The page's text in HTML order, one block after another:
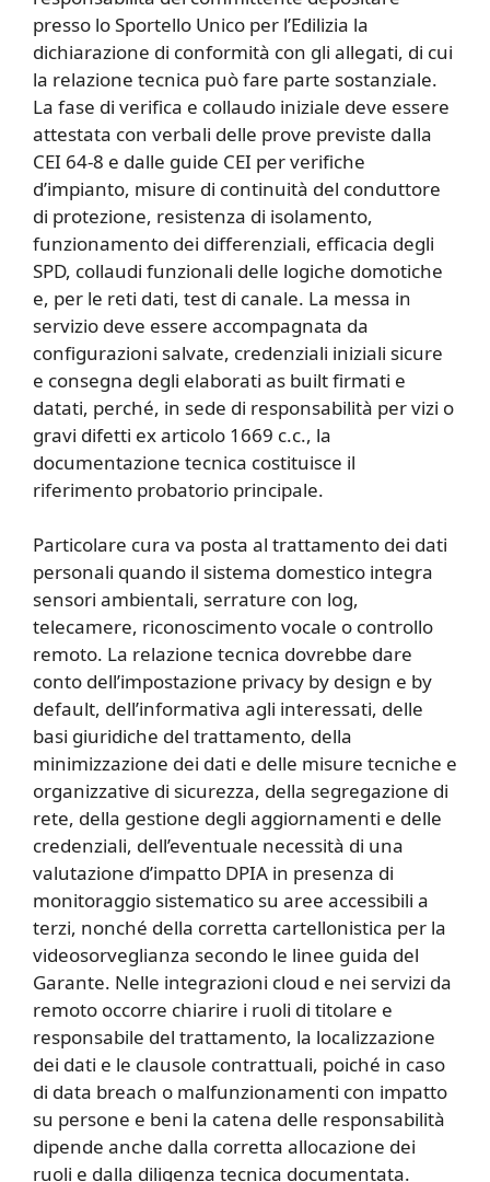
presso lo Sportello Unico per l’Edilizia la
dichiarazione di conformità con gli allegati, di cui
la relazione tecnica può fare parte sostanziale.
La fase di verifica e collaudo iniziale deve essere
attestata con verbali delle prove previste dalla
CEI 64-8 e dalle guide CEI per verifiche
d’impianto, misure di continuità del conduttore
di protezione, resistenza di isolamento,
funzionamento dei differenziali, efficacia degli
SPD, collaudi funzionali delle logiche domotiche
e, per le reti dati, test di canale. La messa in
servizio deve essere accompagnata da
configurazioni salvate, credenziali iniziali sicure
e consegna degli elaborati as built firmati e
datati, perché, in sede di responsabilità per vizi o
gravi difetti ex articolo 1669 c.c., la
documentazione tecnica costituisce il
riferimento probatorio principale.
Particolare cura va posta al trattamento dei dati
personali quando il sistema domestico integra
sensori ambientali, serrature con log,
telecamere, riconoscimento vocale o controllo
remoto. La relazione tecnica dovrebbe dare
conto dell’impostazione privacy by design e by
default, dell’informativa agli interessati, delle
basi giuridiche del trattamento, della
minimizzazione dei dati e delle misure tecniche e
organizzative di sicurezza, della segregazione di
rete, della gestione degli aggiornamenti e delle
credenziali, dell’eventuale necessità di una
valutazione d’impatto DPIA in presenza di
monitoraggio sistematico su aree accessibili a
terzi, nonché della corretta cartellonistica per la
videosorveglianza secondo le linee guida del
Garante. Nelle integrazioni cloud e nei servizi da
remoto occorre chiarire i ruoli di titolare e
responsabile del trattamento, la localizzazione
dei dati e le clausole contrattuali, poiché in caso
di data breach o malfunzionamenti con impatto
su persone e beni la catena delle responsabilità
dipende anche dalla corretta allocazione dei
ruoli e dalla diligenza tecnica documentata.